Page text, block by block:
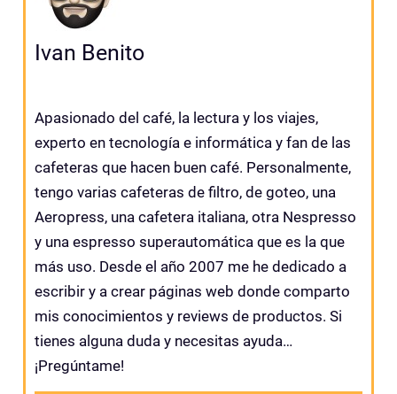
Ivan Benito
Apasionado del café, la lectura y los viajes,
experto en tecnología e informática y fan de las
cafeteras que hacen buen café. Personalmente,
tengo varias cafeteras de filtro, de goteo, una
Aeropress, una cafetera italiana, otra Nespresso
y una espresso superautomática que es la que
más uso. Desde el año 2007 me he dedicado a
escribir y a crear páginas web donde comparto
mis conocimientos y reviews de productos. Si
tienes alguna duda y necesitas ayuda…
¡Pregúntame!